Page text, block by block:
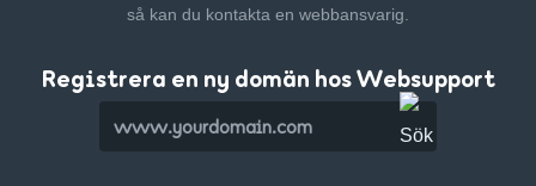
så kan du kontakta en webbansvarig.
Registrera en ny domän hos Websupport